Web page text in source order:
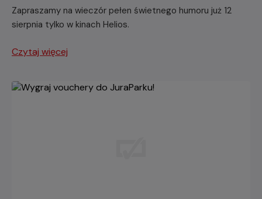
Zapraszamy na wieczór pełen świetnego humoru już 12
sierpnia tylko w kinach Helios.
Czytaj więcej